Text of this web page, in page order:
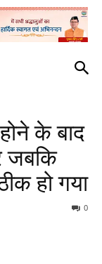
के बाद
जबकि
हो गया
0